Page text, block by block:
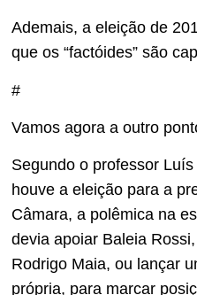
Ademais, a eleição de
que os “factóides” são
#
Vamos agora a outro
Segundo o professor Luís
houve a eleição para a
Câmara, a polêmica na
devia apoiar Baleia
Rodrigo Maia, ou lançar
própria, para marcar